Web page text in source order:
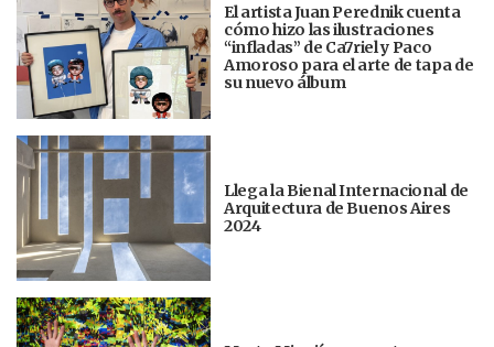
El artista Juan Perednik cuenta
cómo hizo las ilustraciones
“infladas” de Ca7riel y Paco
Amoroso para el arte de tapa de
su nuevo álbum
Llega la Bienal Internacional de
Arquitectura de Buenos Aires
2024